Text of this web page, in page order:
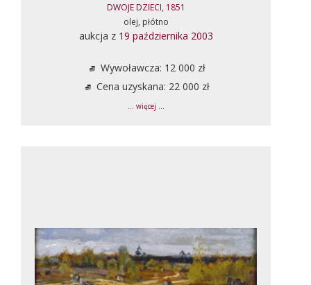
DWOJE DZIECI, 1851
olej, płótno
aukcja z 19 października 2003
Wywoławcza: 12 000 zł
Cena uzyskana: 22 000 zł
... więcej ...